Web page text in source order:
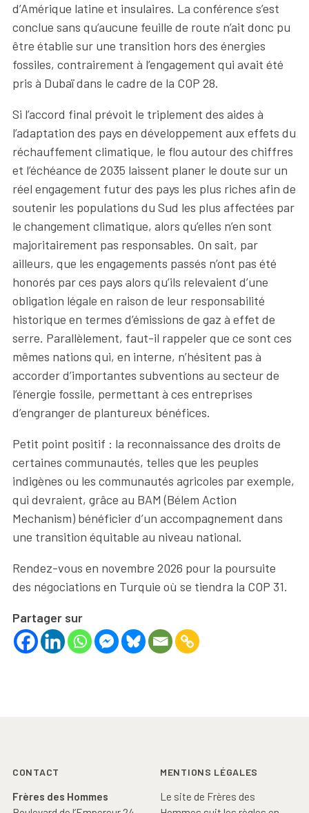
d’Amérique latine et insulaires. La conférence s’est
conclue sans qu’aucune feuille de route n’ait donc pu
être établie sur une transition hors des énergies
fossiles, contrairement à l’engagement qui avait été
pris à Dubaï dans le cadre de la COP 28.
Si l’accord final prévoit le triplement des aides à
l’adaptation des pays en développement aux effets du
réchauffement climatique, le flou autour des chiffres
et l’échéance de 2035 laissent planer le doute sur un
réel engagement futur des pays les plus riches afin de
soutenir les populations du Sud les plus affectées par
le changement climatique, alors qu’elles n’en sont
majoritairement pas responsables. On sait, par
ailleurs, que les engagements passés n’ont pas été
honorés par ces pays alors qu’ils relevaient d’une
obligation légale en raison de leur responsabilité
historique en termes d’émissions de gaz à effet de
serre. Parallèlement, faut-il rappeler que ce sont ces
mêmes nations qui, en interne, n’hésitent pas à
accorder d’importantes subventions au secteur de
l’énergie fossile, permettant à ces entreprises
d’engranger de plantureux bénéfices.
Petit point positif : la reconnaissance des droits de
certaines communautés, telles que les peuples
indigènes ou les communautés agricoles par exemple,
qui devraient, grâce au BAM (Bélem Action
Mechanism) bénéficier d’un accompagnement dans
une transition équitable au niveau national.
Rendez-vous en novembre 2026 pour la poursuite
des négociations en Turquie où se tiendra la COP 31.
Partager sur
Footer
CONTACT
Frères des Hommes
MENTIONS LÉGALES
Le site de Frères des